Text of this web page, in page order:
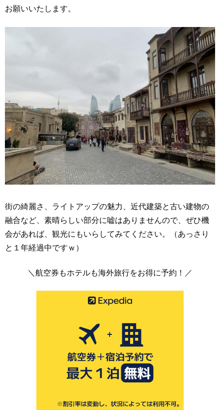
お願いいたします。
街の綺麗さ、ライトアップの魅力、近代建築と古い建物の
融合など、素晴らしい部分に嘘はありませんので、ぜひ機
会があれば、観光にもいらしてみてください。（あっさり
と１年経過中ですｗ）
＼航空券もホテルも海外旅行をお得に予約！／